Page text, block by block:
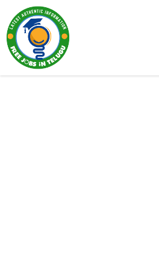
content